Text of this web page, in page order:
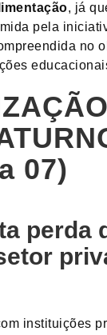
, já
pela
no
07)
perda
instituições